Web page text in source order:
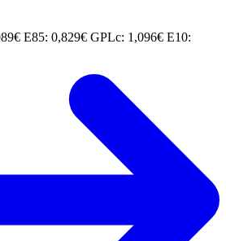
E85: 0,829€ GPLc: 1,096€ E10: